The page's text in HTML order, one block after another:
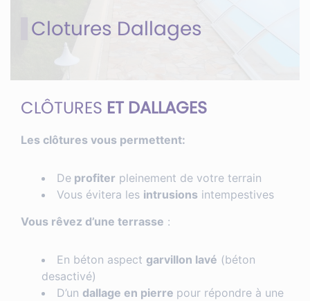
Clotures Dallages
CLÔTURES ET DALLAGES
Les clôtures vous permettent:
De profiter pleinement de votre terrain
Vous évitera les intrusions intempestives
Vous rêvez d’une terrasse :
En béton aspect garvillon lavé (béton
desactivé)
D’un dallage en pierre pour répondre à une